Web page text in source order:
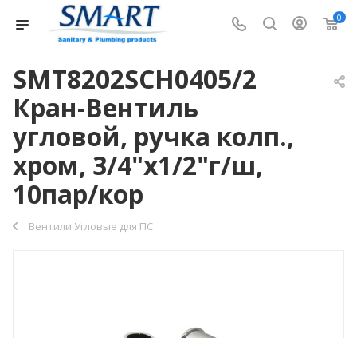
0
SMT8202SCH0405/2
Кран-Вентиль
угловой, ручка колп.,
хром, 3/4"х1/2"г/ш,
10пар/кор
Вентили Угловые для ПС